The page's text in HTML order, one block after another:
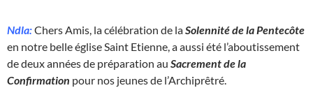
Ndla:Chers Amis, la célébration de laSolennité de la Pentecôte
en notre belle église Saint Etienne, a aussi été l’aboutissement
de deux années de préparation au Sacrement de la
Confirmation pour nos jeunes de l’Archiprêtré.